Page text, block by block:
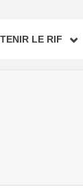
LE RIF